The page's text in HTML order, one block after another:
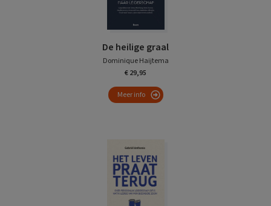
De heilige graal
Dominique Haijtema
€ 29,95
Meer info